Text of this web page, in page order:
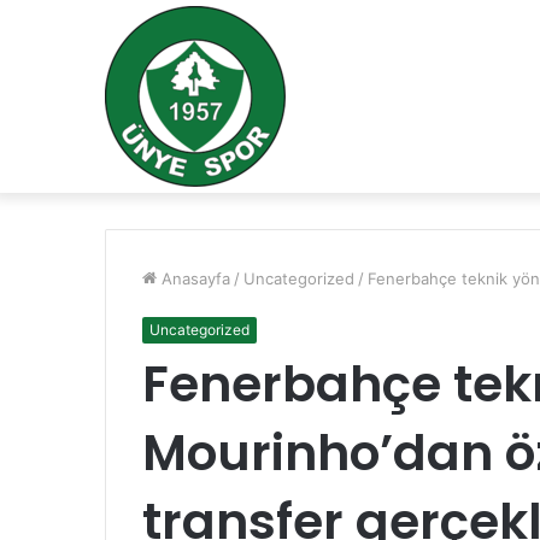
Anasayfa / Uncategorized / Fenerbahçe teknik
Uncategorized
Fenerbahçe
Mourinho’dan
transfer